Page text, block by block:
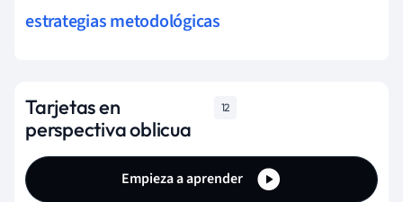
estrategias metodológicas
Tarjetas en
perspectiva oblicua
12
Empieza a aprender